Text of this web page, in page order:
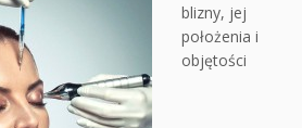
blizny, jej
położenia i
objętości